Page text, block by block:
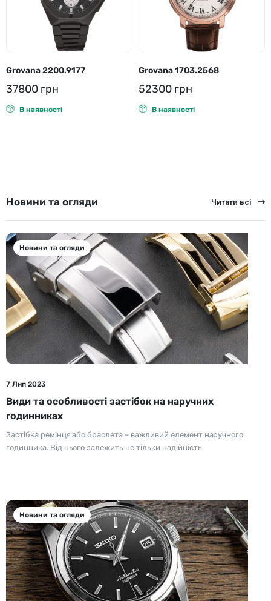
Grovana 2200.9177
37800 грн
В наявності
Grovana 1703.2568
52300 грн
В наявності
Новини та огляди Читати всі
Новини та огляди
7 Лип 2023
Види та особливості застібок на наручних
годинниках
Застібка ремінця або браслета – важливий елемент наручного
годинника. Від нього залежить не тільки надійність
Новини та огляди